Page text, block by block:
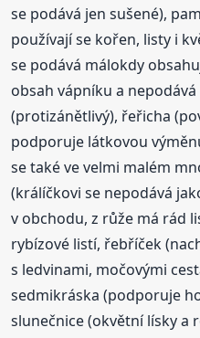
se podává jen sušené),
používají se kořen, listy i
se podává málokdy
obsah vápníku a
(protizánětlivý), řeřicha
podporuje látkovou
se také ve velmi malém
(králíčkovi se nepodává
v obchodu, z růže má rád
rybízové listí, řebříček
s ledvinami, močovými
sedmikráska (podporuje
slunečnice (okvětní lísky a